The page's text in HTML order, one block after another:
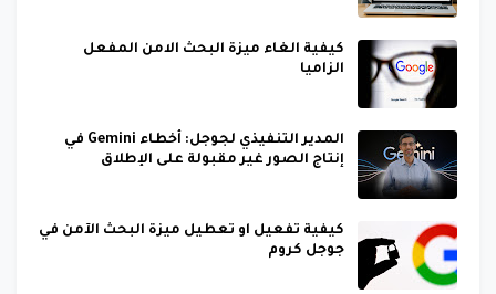
كيفية الغاء ميزة البحث الامن المفعل
الزاميا
المدير التنفيذي لجوجل: أخطاء Gemini في
إنتاج الصور غير مقبولة على الإطلاق
كيفية تفعيل او تعطيل ميزة البحث الآمن في
جوجل كروم